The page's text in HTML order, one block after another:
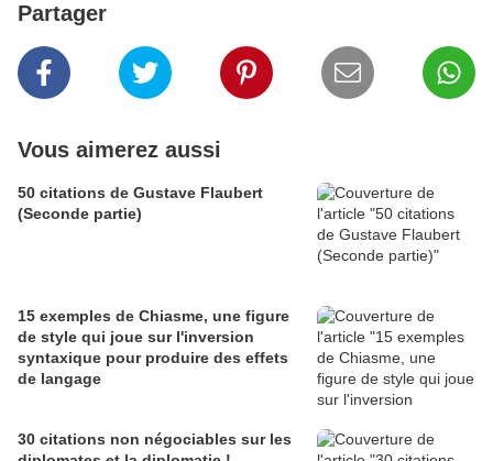
Partager
Vous aimerez aussi
50 citations de Gustave Flaubert
(Seconde partie)
15 exemples de Chiasme, une figure
de style qui joue sur l'inversion
syntaxique pour produire des effets
de langage
30 citations non négociables sur les